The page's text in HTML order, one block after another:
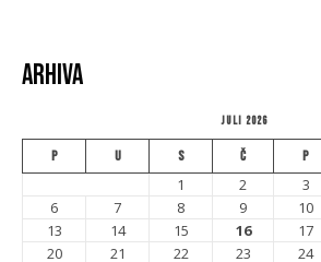
Arhiva
Juli 2026
P U S Č P
1 2 3
6
7 8 9 10
13
14 15 16 17
20
21 22 23 24